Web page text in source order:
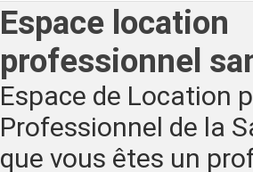
Espace location
professionnel
Espace de Location
Professionnel de la
que vous êtes un